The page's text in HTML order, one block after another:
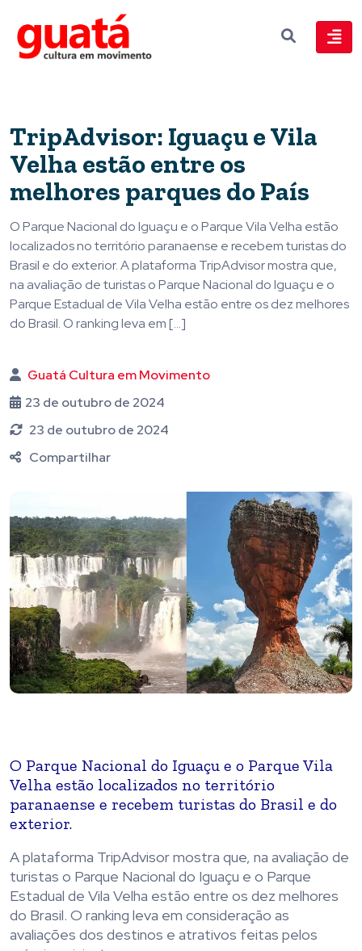
TripAdvisor: Iguaçu e Vila
Velha estão entre os
melhores parques do País
O Parque Nacional do Iguaçu e o Parque Vila Velha estão
localizados no território paranaense e recebem turistas do
Brasil e do exterior. A plataforma TripAdvisor mostra que,
na avaliação de turistas o Parque Nacional do Iguaçu e o
Parque Estadual de Vila Velha estão entre os dez melhores
do Brasil. O ranking leva em […]
Guatá Cultura em Movimento
23 de outubro de 2024
23 de outubro de 2024
Compartilhar
O Parque Nacional do Iguaçu e o Parque Vila
Velha estão localizados no território
paranaense e recebem turistas do Brasil e do
exterior.
A plataforma TripAdvisor mostra que, na avaliação de
turistas o Parque Nacional do Iguaçu e o Parque
Estadual de Vila Velha estão entre os dez melhores
do Brasil. O ranking leva em consideração as
avaliações dos destinos e atrativos feitas pelos